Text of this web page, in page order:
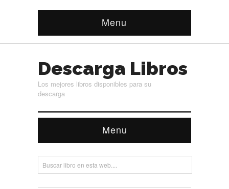
Menu
Descarga Libros
Los mejores libros disponibles para su
descarga
Menu